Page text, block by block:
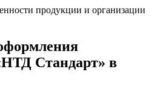
продукции и организации
Стандарт» в